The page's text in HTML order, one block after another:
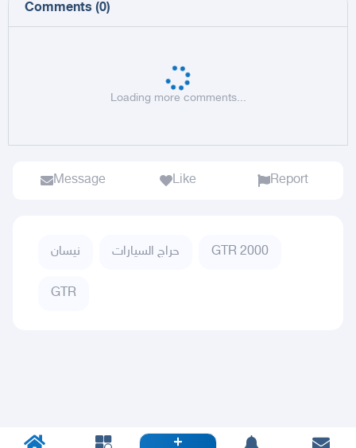
Comments (0)
Loading more comments...
Message Like Report
نيسان حراج السيارات GTR 2000
GTR